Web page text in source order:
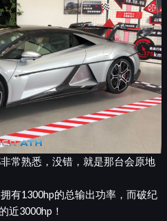
常熟悉，没错，就是那台会原地
有1300hp的总输出功率，而破纪
近3000hp！